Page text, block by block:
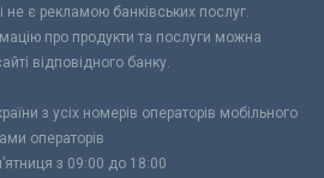
не є рекламою банківських послуг.
про продукти та послуги можна
відповідного банку.
з усіх номерів операторів мобільного
операторів
з 09:00 до 18:00